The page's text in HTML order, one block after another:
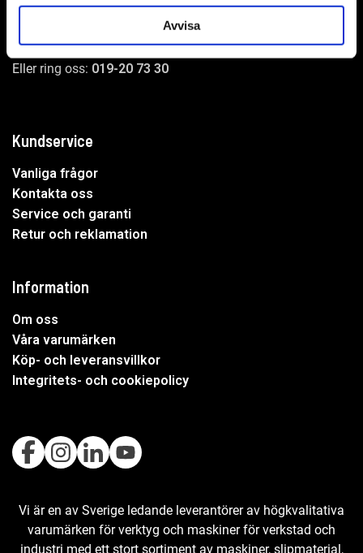
Avvisa
Undrar du över något?
Mejla oss:info@wer.se
Eller ring oss: 019-20 73 30
Kundservice
Vanliga frågor
Kontakta oss
Service och garanti
Retur och reklamation
Information
Om oss
Våra varumärken
Köp- och leveransvillkor
Integritets- och cookiepolicy
Vi är en av Sverige ledande leverantörer av högkvalitativa
varumärken för verktyg och maskiner för verkstad och
industri med ett stort sortiment av maskiner, slipmaterial,